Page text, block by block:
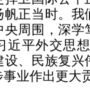
帆正当时。
央周围，深
近平外交思
设、民族复
业作出更大